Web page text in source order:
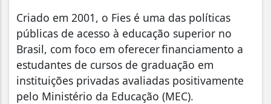
Criado em 2001, o Fies é uma das políticas
públicas de acesso à educação superior no
Brasil, com foco em oferecer financiamento a
estudantes de cursos de graduação em
instituições privadas avaliadas positivamente
pelo Ministério da Educação (MEC).